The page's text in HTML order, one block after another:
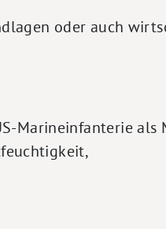
oder auch
Marineinfanterie als